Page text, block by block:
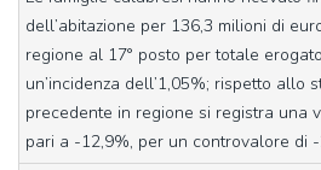
dell’abitazione per 136,3 milioni di
regione al 17° posto per totale
un’incidenza dell’1,05%; rispetto allo
precedente in regione si registra una
pari a -12,9%, per un controvalore di